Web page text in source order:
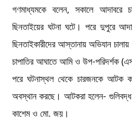
গণমাধ্যমকে বলেন, সকালে আদাবরে
ছিনতাইয়ের ঘটনা ঘটে। পরে দুপুরে
ছিনতাইকারীদের আস্তানায় অভিযান
চাপাতির আঘাতে আমি ও উপ-
পরে ঘটনাস্থল থেকে চারজনকে আটক
অবস্থান করছে। আটকরা হলেন-
কাশেম ও মো. জয়।